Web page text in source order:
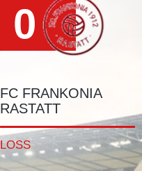
0
FC FRANKONIA
RASTATT
LOSS